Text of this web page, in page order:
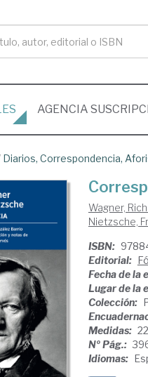
AGENCIA
Diarios, Correspondencia,
Wagner,
Nietzsche,
ISBN:
Editorial:
Fecha de la
Lugar de la
Colección:
Medidas:
Nº Pág.:
Idiomas: